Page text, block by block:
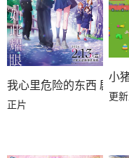
我心里危险的东西 剧场
正片
小
更